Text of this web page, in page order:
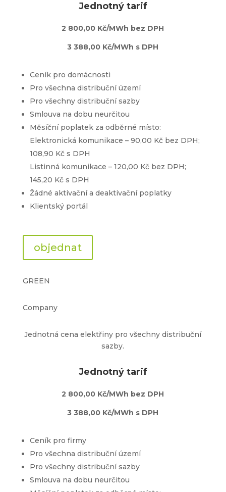
Jednotný tarif
2 800,00 Kč/MWh bez DPH
3 388,00 Kč/MWh s DPH
Ceník pro domácnosti
Pro všechna distribuční území
Pro všechny distribuční sazby
Smlouva na dobu neurčitou
Měsíční poplatek za odběrné místo:
Elektronická komunikace – 90,00 Kč bez DPH;
108,90 Kč s DPH
Listinná komunikace – 120,00 Kč bez DPH;
145,20 Kč s DPH
Žádné aktivační a deaktivační poplatky
Klientský portál
objednat
GREEN
Company
Jednotná cena elektřiny pro všechny distribuční
sazby.
Jednotný tarif
2 800,00 Kč/MWh bez DPH
3 388,00 Kč/MWh s DPH
Ceník pro firmy
Pro všechna distribuční území
Pro všechny distribuční sazby
Smlouva na dobu neurčitou